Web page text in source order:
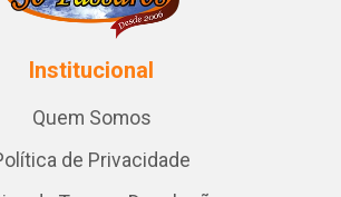
Institucional
Quem Somos
de Privacidade